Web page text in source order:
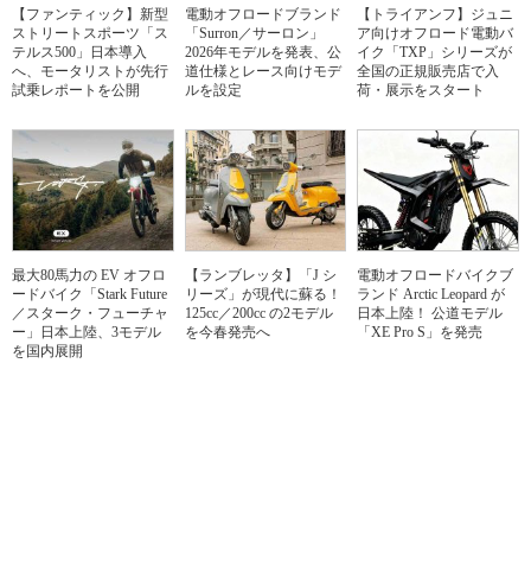
【ファンティック】新型
ストリートスポーツ「ス
テルス500」日本導入
へ、モータリストが先行
試乗レポートを公開
電動オフロードブランド
「Surron／サーロン」
2026年モデルを発表、公
道仕様とレース向けモデ
ルを設定
【トライアンフ】ジュニ
ア向けオフロード電動バ
イク「TXP」シリーズが
全国の正規販売店で入
荷・展示をスタート
最大80馬力の EV オフロ
ードバイク「Stark Future
／スターク・フューチャ
ー」日本上陸、3モデル
を国内展開
【ランブレッタ】「J シ
リーズ」が現代に蘇る！
125cc／200cc の2モデル
を今春発売へ
電動オフロードバイクブ
ランド Arctic Leopard が
日本上陸！ 公道モデル
「XE Pro S」を発売